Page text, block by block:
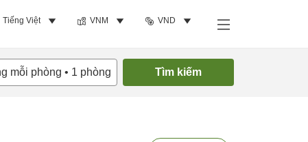
Tiếng Việt VNM VND
mỗi phòng • 1 phòng Tìm kiếm